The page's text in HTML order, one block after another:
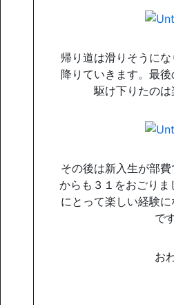
帰り道は滑りそうに
降りていきます。最
駆け下りたの
その後は新入生が部
からも３１をおごり
にとって楽しい経験
で
お